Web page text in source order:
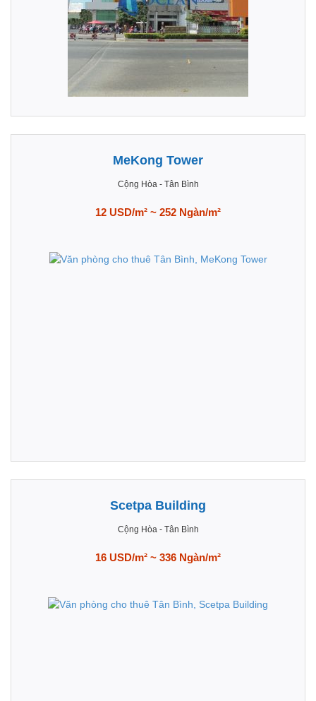
MeKong Tower
Cộng Hòa- Tân Bình
12 USD/m² ~ 252 Ngàn/m²
Scetpa Building
Cộng Hòa- Tân Bình
16 USD/m² ~ 336 Ngàn/m²